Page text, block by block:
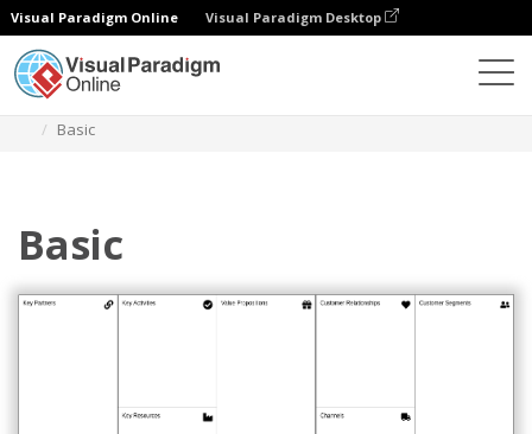
Visual Paradigm Online Visual Paradigm Desktop
Basic
Basic